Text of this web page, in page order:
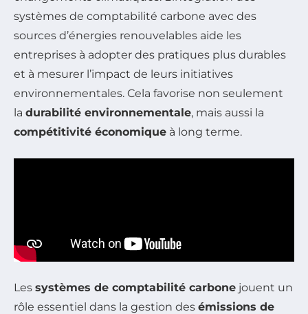
systèmes de comptabilité carbone avec des
sources d’énergies renouvelables aide les
entreprises à adopter des pratiques plus durables
et à mesurer l’impact de leurs initiatives
environnementales. Cela favorise non seulement
la durabilité environnementale, mais aussi la
compétitivité économique à long terme.
Les systèmes de comptabilité carbone jouent un
rôle essentiel dans la gestion des émissions de